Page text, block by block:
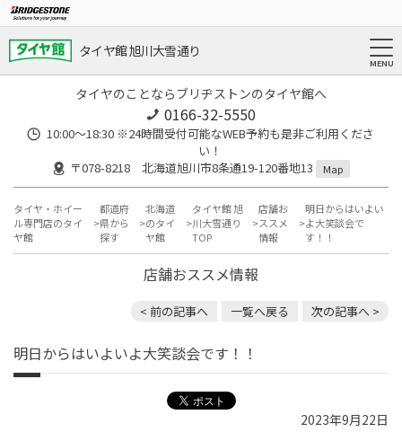
タイヤ館 旭川大雪通り
タイヤのことならブリヂストンのタイヤ館へ
0166-32-5550
10:00～18:30 ※24時間受付可能なWEB予約も是非ご利用くださ
い！
〒078-8218 北海道旭川市8条通19-120番地13
Map
タイヤ・ホイー
ル専門店のタイ
ヤ館
都道府
県から
探す
北海道
のタイ
ヤ館
タイヤ館 旭
川大雪通り
TOP
店舗お
ススメ
情報
明日からはいよい
よ大笑談会で
す！！
店舗おススメ情報
< 前の記事へ 一覧へ戻る 次の記事へ >
明日からはいよいよ大笑談会です！！
2023年9月22日